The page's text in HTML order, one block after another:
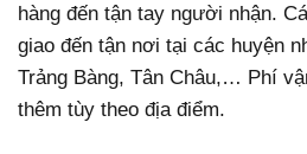
hàng đến tận tay người nhận.
giao đến tận nơi tại các huyện
Trảng Bàng, Tân Châu,… Phí
thêm tùy theo địa điểm.